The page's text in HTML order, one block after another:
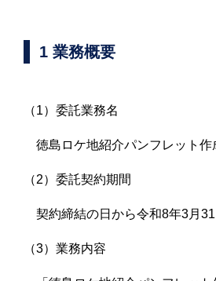
1 業務概要
（1）委託業務名
徳島ロケ地紹介パンフレット作
（2）委託契約期間
契約締結の日から令和8年3月
（3）業務内容